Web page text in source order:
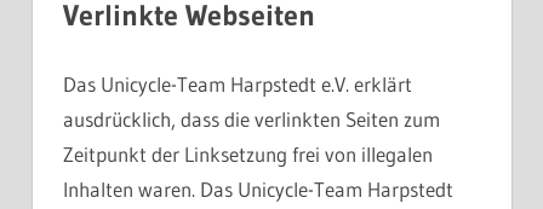
Verlinkte Webseiten
Das Unicycle-Team Harpstedt e.V. erklärt
ausdrücklich, dass die verlinkten Seiten zum
Zeitpunkt der Linksetzung frei von illegalen
Inhalten waren. Das Unicycle-Team Harpstedt